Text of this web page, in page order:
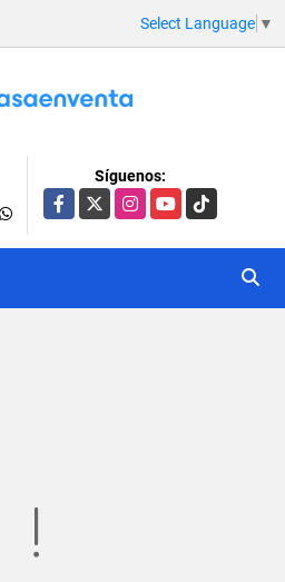
Select Language ▼
Síguenos:
Facebook
X InstagramYouTubeTikTok